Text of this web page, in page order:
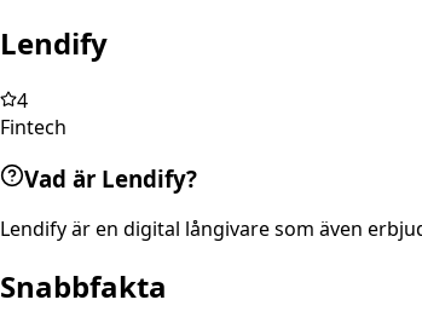
Lendify
4
Fintech
Vad är Lendify?
Lendify är en digital långivare som även
Snabbfakta